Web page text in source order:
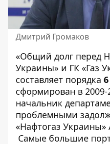
Дмитрий Громаков
«Общий долг перед
Украины» и ГК «Газ
составляет порядка
сформирован в 2009-
начальник
проблемными
«Нафтогаз Украины»
Самые большие